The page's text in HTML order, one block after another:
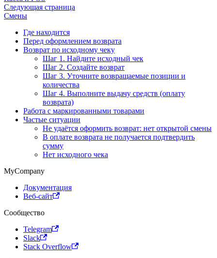
Следующая страница
Смены
Где находится
Перед оформлением возврата
Возврат по исходному чеку
Шаг 1. Найдите исходный чек
Шаг 2. Создайте возврат
Шаг 3. Уточните возвращаемые позиции и
количества
Шаг 4. Выполните выдачу средств (оплату
возврата)
Работа с маркированными товарами
Частые ситуации
Не удаётся оформить возврат: нет открытой смены
В оплате возврата не получается подтвердить
сумму
Нет исходного чека
MyCompany
Документация
Веб-сайт
Сообщество
Telegram
Slack
Stack Overflow